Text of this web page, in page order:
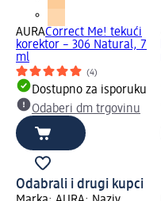
AURACorrect Me! tekući
korektor – 306 Natural, 7
ml
(4)
Dostupno za isporuku
Odaberi dm trgovinu
Odabrali i drugi kupci